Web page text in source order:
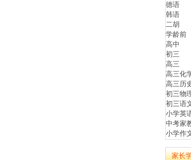
德语
韩语
二胡
学龄前
高中
初三
高三
高三化
高三历
初三物
初三语
小学英
中考家
小学作
家长